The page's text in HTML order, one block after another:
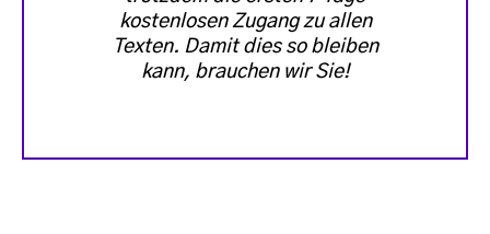
kostenlosen Zugang zu allen
Texten. Damit dies so bleiben
kann, brauchen wir Sie!